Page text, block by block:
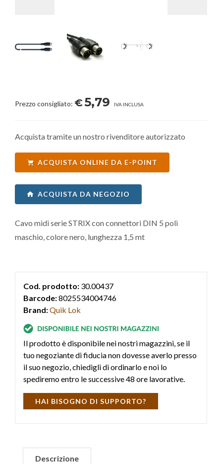
Prezzo consigliato: €5,79 IVA INCLUSA
Acquista tramite un nostro rivenditore autorizzato
ACQUISTA ONLINE DA E-POINT
ACQUISTA DA NEGOZIO
Cavo midi serie STRIX con connettori DIN 5 poli
maschio, colore nero, lunghezza 1,5 mt
Cod. prodotto: 30.00437
Barcode:8025534004746
Brand:Quik Lok
Il prodotto è disponibile nei nostri magazzini, se il
tuo negoziante di fiducia non dovesse averlo presso
il suo negozio, chiedigli di ordinarlo e noi lo
spediremo entro le successive 48 ore lavorative.
HAI BISOGNO DI SUPPORTO?
Descrizione